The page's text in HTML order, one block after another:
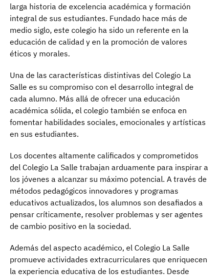
larga historia de excelencia académica y formación
integral de sus estudiantes. Fundado hace más de
medio siglo, este colegio ha sido un referente en la
educación de calidad y en la promoción de valores
éticos y morales.
Una de las características distintivas del Colegio La
Salle es su compromiso con el desarrollo integral de
cada alumno. Más allá de ofrecer una educación
académica sólida, el colegio también se enfoca en
fomentar habilidades sociales, emocionales y artísticas
en sus estudiantes.
Los docentes altamente calificados y comprometidos
del Colegio La Salle trabajan arduamente para inspirar a
los jóvenes a alcanzar su máximo potencial. A través de
métodos pedagógicos innovadores y programas
educativos actualizados, los alumnos son desafiados a
pensar críticamente, resolver problemas y ser agentes
de cambio positivo en la sociedad.
Además del aspecto académico, el Colegio La Salle
promueve actividades extracurriculares que enriquecen
la experiencia educativa de los estudiantes. Desde